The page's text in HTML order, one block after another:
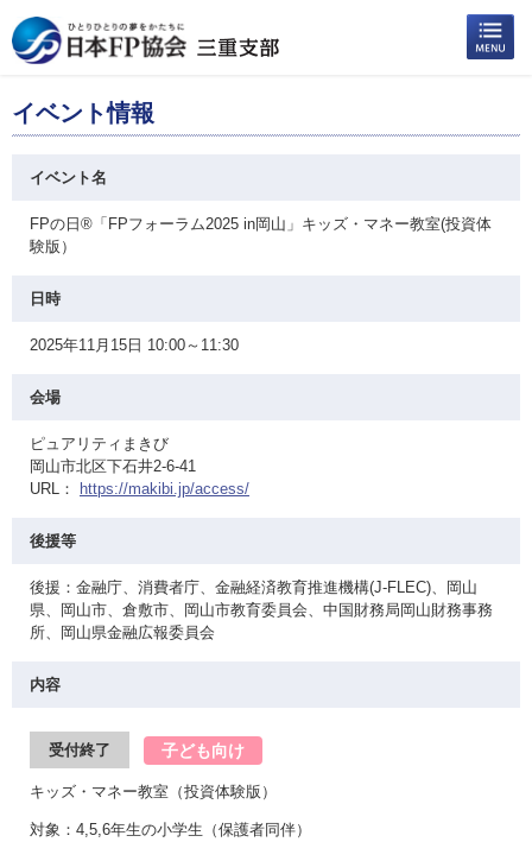
イベント情報
イベント名
FPの日®「FPフォーラム2025 in岡山」キッズ・マネー教室(投資体
験版）
日時
2025年11月15日 10:00～11:30
会場
ピュアリティまきび
岡山市北区下石井2-6-41
URL：
https://makibi.jp/access/
後援等
後援：金融庁、消費者庁、金融経済教育推進機構(J-FLEC)、岡山
県、岡山市、倉敷市、岡山市教育委員会、中国財務局岡山財務事務
所、岡山県金融広報委員会
内容
受付終了 子ども向け
キッズ・マネー教室（投資体験版）
対象：4,5,6年生の小学生（保護者同伴）